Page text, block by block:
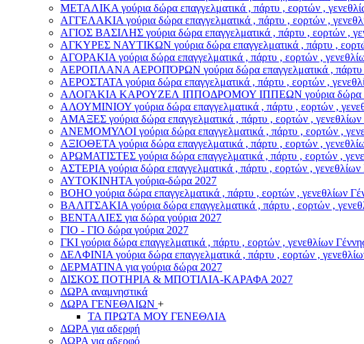
ΜΕΤΑΛΙΚΑ γούρια δώρα επαγγελματικά , πάρτυ , εορτών ,
ΑΓΓΕΛΑΚΙΑ γούρια δώρα επαγγελματικά , πάρτυ , εορτών ,
ΑΓΙΟΣ ΒΑΣΙΛΗΣ γούρια δώρα επαγγελματικά , πάρτυ , εορτών ,
ΑΓΚΥΡΕΣ ΝΑΥΤΙΚΩΝ γούρια δώρα επαγγελματικά , πάρτυ ,
ΑΓΟΡΑΚΙΑ γούρια δώρα επαγγελματικά , πάρτυ , εορτών ,
ΑΕΡΟΠΛΑΝΑ ΑΕΡΟΠΌΡΩΝ γούρια δώρα επαγγελματικά , πάρτυ ,
ΑΕΡΟΣΤΑΤΑ γούρια δώρα επαγγελματικά , πάρτυ , εορτών ,
ΑΛΟΓΑΚΙΑ ΚΑΡΟΥΖΕΛ ΙΠΠΟΔΡΟΜΟΥ ΙΠΠΕΩΝ γούρια δώρα
ΑΛΟΥΜΙΝΙΟΥ γούρια δώρα επαγγελματικά , πάρτυ , εορτών ,
ΑΜΑΞΕΣ γούρια δώρα επαγγελματικά , πάρτυ , εορτών , γενεθλίων
ΑΝΕΜΟΜΥΛΟI γούρια δώρα επαγγελματικά , πάρτυ , εορτών ,
ΑΞΙΟΘΕΤΑ γούρια δώρα επαγγελματικά , πάρτυ , εορτών ,
ΑΡΩΜΑΤΙΣΤΕΣ γούρια δώρα επαγγελματικά , πάρτυ , εορτών ,
ΑΣΤΕΡIA γούρια δώρα επαγγελματικά , πάρτυ , εορτών , γενεθλίων
ΑΥΤΟΚΙΝΗΤΑ γούρια-δώρα 2027
ΒOHO γούρια δώρα επαγγελματικά , πάρτυ , εορτών , γενεθλίων
ΒΑΛΙΤΣΑΚΙΑ γούρια δώρα επαγγελματικά , πάρτυ , εορτών ,
ΒΕΝΤΑΛΙΕΣ για δώρα γούρια 2027
ΓΙΟ - ΓΙΟ δώρα γούρια 2027
ΓΚΙ γούρια δώρα επαγγελματικά , πάρτυ , εορτών , γενεθλίων
ΔΕΛΦΙΝΙΑ γούρια δώρα επαγγελματικά , πάρτυ , εορτών ,
ΔΕΡΜΑΤΙΝΑ για γούρια δώρα 2027
ΔΙΣΚΟΣ ΠΟΤΗΡΙΑ & ΜΠΟΤΙΛΙΑ-ΚΑΡΑΦΑ 2027
ΔΩΡΑ αναμνηστικά
ΔΩΡΑ ΓΕΝΕΘΛΙΩΝ +
ΤΑ ΠΡΩΤΑ ΜΟΥ ΓΕΝΕΘΛΙΑ
ΔΩΡΑ για αδερφή
ΔΩΡΑ για αδερφό